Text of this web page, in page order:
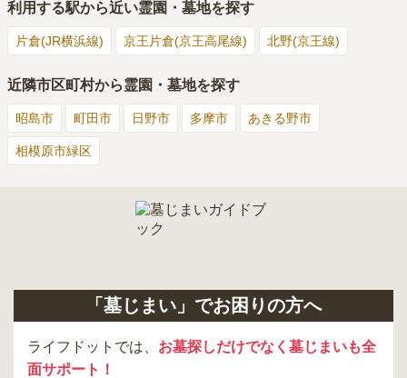
利用する駅から近い霊園・墓地を探す
片倉(JR横浜線) 京王片倉(京王高尾線) 北野(京王線)
近隣市区町村から霊園・墓地を探す
昭島市 町田市 日野市 多摩市 あきる野市
相模原市緑区
「墓じまい」でお困りの方へ
ライフドットでは、 お墓探しだけでなく墓じまいも全
面サポート！